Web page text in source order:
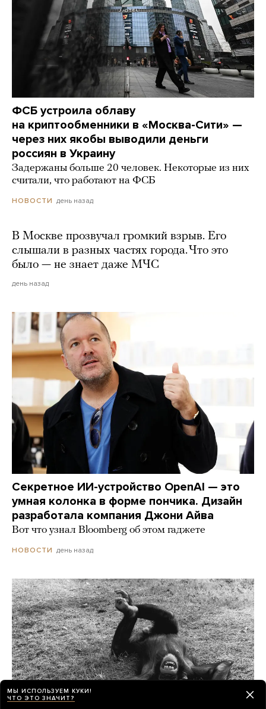
ФСБ устроила облаву
на криптообменники в «Москва-Сити» —
через них якобы выводили деньги
россиян в Украину
Задержаны больше 20 человек. Некоторые из них
считали, что работают на ФСБ
НОВОСТИ день назад
В Москве прозвучал громкий взрыв. Его
слышали в разных частях города. Что это
было — не знает даже МЧС
день назад
Секретное ИИ-устройство OpenAI — это
умная колонка в форме пончика. Дизайн
разработала компания Джони Айва
Вот что узнал Bloomberg об этом гаджете
НОВОСТИ день назад
МЫ ИСПОЛЬЗУЕМ КУКИ!
ЧТО ЭТО ЗНАЧИТ?